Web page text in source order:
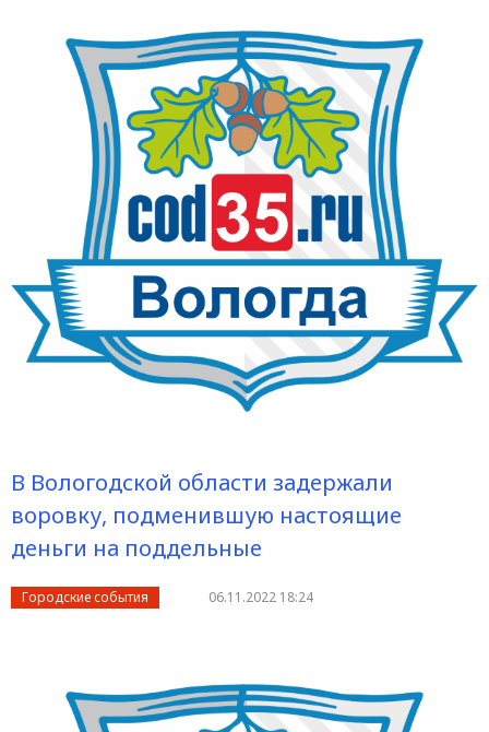
В Вологодской области задержали
воровку, подменившую настоящие
деньги на поддельные
Городские события 06.11.2022 18:24